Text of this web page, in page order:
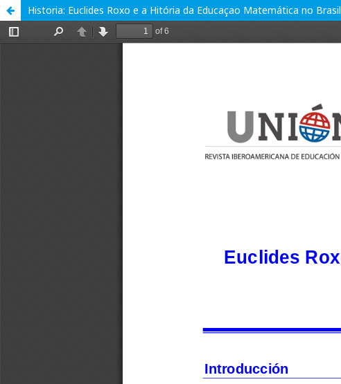
Historia: Euclides Roxo e a Hitória da Educaçao Matemática no Brasil